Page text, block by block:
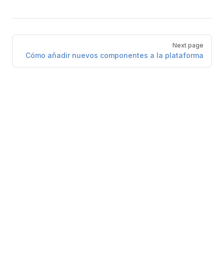
Pager
Next page
Cómo añadir nuevos componentes a la plataforma